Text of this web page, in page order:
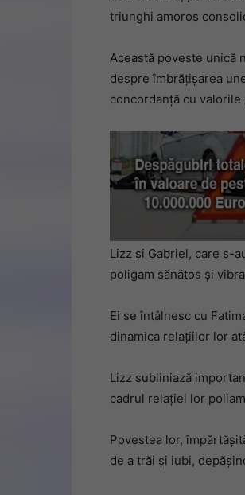
triunghi amoros
Această poveste unică
despre îmbrățișarea
concordanță cu valorile
Lizz și Gabriel, care s-
poligam sănătos și
Ei se întâlnesc cu
dinamica relațiilor lor
Lizz subliniază
cadrul relației lor
Povestea lor,
de a trăi și iubi,